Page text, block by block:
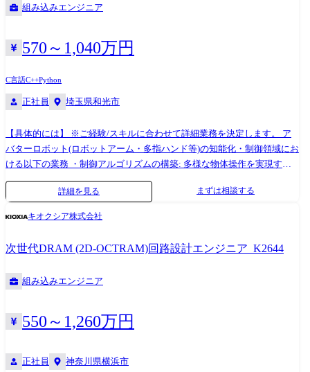
組み込みエンジニア
570～1,040万円
C言語C++Python
正社員 埼玉県和光市
【具体的には】 ※ご経験/スキルに合わせて詳細業務を決定します。 ア
バターロボット(ロボットアーム・多指ハンド等)の知能化・制御領域にお
ける以下の業務 ・制御アルゴリズムの構築: 多様な物体操作を実現する
ためのロボットアームや多指ハンド等の動作計画・制御技術開発 ・実機
への実装・テスト・評価: メカ・電装/センサ担当とも連携し、自社開発
ハードの特性を100%引き出すためのシステム統合、提供価値の
※国内外の社内関連部署や海外の研究所との連携もございます。 ※専門
性や適性、会社ニーズなどを踏まえ、会社が定める業務への配置転換を
命じる場合があります。 【使用ツール】 ・設計/シミュレーション
ROS(Robot Operating System)、Linux 等 ・言語 C++、C、Python 等
詳細を見る まずは相談する
キオクシア株式会社
次世代DRAM (2D-OCTRAM)回路設計エンジニア_K2644
組み込みエンジニア
550～1,260万円
正社員 神奈川県横浜市